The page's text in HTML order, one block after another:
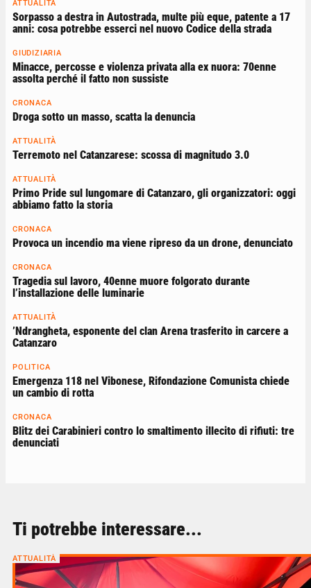
ATTUALITÀ
Sorpasso a destra in Autostrada, multe più eque, patente a 17
anni: cosa potrebbe esserci nel nuovo Codice della strada
GIUDIZIARIA
Minacce, percosse e violenza privata alla ex nuora: 70enne
assolta perché il fatto non sussiste
CRONACA
Droga sotto un masso, scatta la denuncia
ATTUALITÀ
Terremoto nel Catanzarese: scossa di magnitudo 3.0
ATTUALITÀ
Primo Pride sul lungomare di Catanzaro, gli organizzatori: oggi
abbiamo fatto la storia
CRONACA
Provoca un incendio ma viene ripreso da un drone, denunciato
CRONACA
Tragedia sul lavoro, 40enne muore folgorato durante
l’installazione delle luminarie
ATTUALITÀ
’Ndrangheta, esponente del clan Arena trasferito in carcere a
Catanzaro
POLITICA
Emergenza 118 nel Vibonese, Rifondazione Comunista chiede
un cambio di rotta
CRONACA
Blitz dei Carabinieri contro lo smaltimento illecito di rifiuti: tre
denunciati
Ti potrebbe interessare...
ATTUALITÀ